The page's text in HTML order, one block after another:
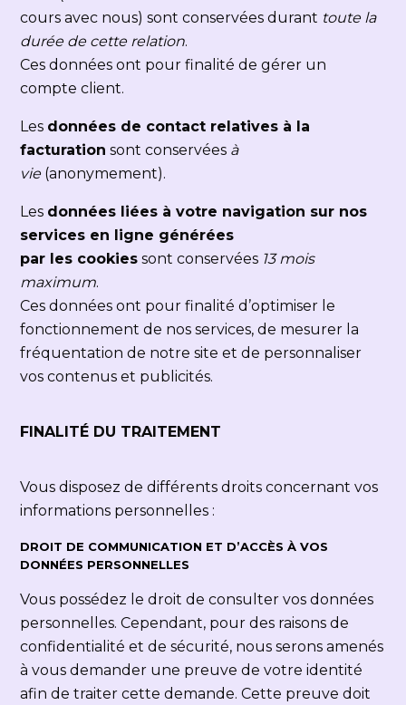
cours avec nous) sont conservées durant toute la
durée de cette relation.
Ces données ont pour finalité de gérer un
compte client.
Les données de contact relatives à la
facturation sont conservées à
vie (anonymement).
Les données liées à votre navigation sur nos
services en ligne générées
par les cookies sont conservées 13 mois
maximum.
Ces données ont pour finalité d’optimiser le
fonctionnement de nos services, de mesurer la
fréquentation de notre site et de personnaliser
vos contenus et publicités.
FINALITÉ DU TRAITEMENT
Vous disposez de différents droits concernant vos
informations personnelles :
DROIT DE COMMUNICATION ET D’ACCÈS À VOS
DONNÉES PERSONNELLES
Vous possédez le droit de consulter vos données
personnelles. Cependant, pour des raisons de
confidentialité et de sécurité, nous serons amenés
à vous demander une preuve de votre identité
afin de traiter cette demande. Cette preuve doit